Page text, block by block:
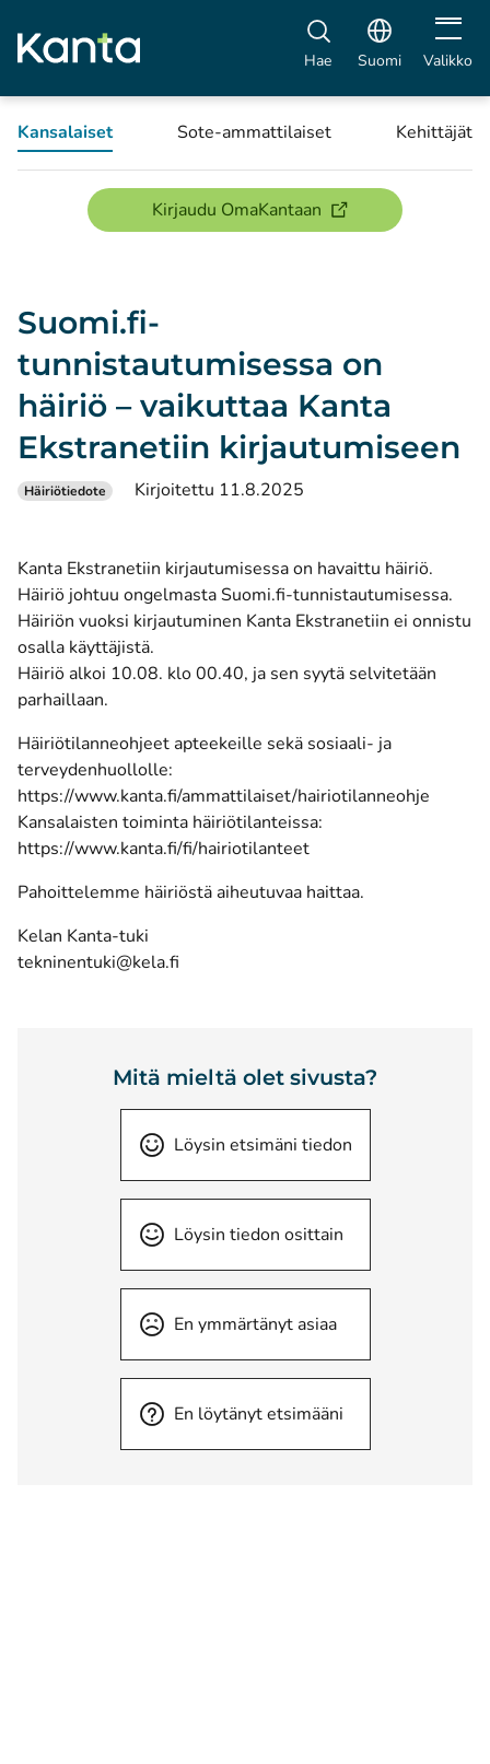
Hae Suomi Avaa
Valikko
Kansalaiset Sote-ammattilaiset Kehittäjät
Kirjaudu OmaKantaan(avautuu uuteen
Suomi.fi-
tunnistautumisessa on
häiriö – vaikuttaa Kanta
Ekstranetiin kirjautumiseen
Häiriötiedote Kirjoitettu 11.8.2025
Kanta Ekstranetiin kirjautumisessa on havaittu häiriö.
Häiriö johtuu ongelmasta Suomi.fi-tunnistautumisessa.
Häiriön vuoksi kirjautuminen Kanta Ekstranetiin ei onnistu
osalla käyttäjistä.
Häiriö alkoi 10.08. klo 00.40, ja sen syytä selvitetään
parhaillaan.
Häiriötilanneohjeet apteekeille sekä sosiaali- ja
terveydenhuollolle:
https://www.kanta.fi/ammattilaiset/hairiotilanneohje
Kansalaisten toiminta häiriötilanteissa:
https://www.kanta.fi/fi/hairiotilanteet
Pahoittelemme häiriöstä aiheutuvaa haittaa.
Kelan Kanta-tuki
tekninentuki@kela.fi
Mitä mieltä olet sivusta?
Löysin etsimäni tiedon
Löysin tiedon osittain
En ymmärtänyt asiaa
En löytänyt etsimääni